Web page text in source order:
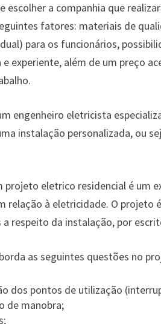
escolher a companhia que
fatores: materiais de
para os funcionários,
experiente, além de um preço
engenheiro eletricista
instalação personalizada, ou
projeto eletrico residencial é um
relação à eletricidade. O
respeito da instalação, por
as seguintes questões no
dos pontos de utilização
de manobra;